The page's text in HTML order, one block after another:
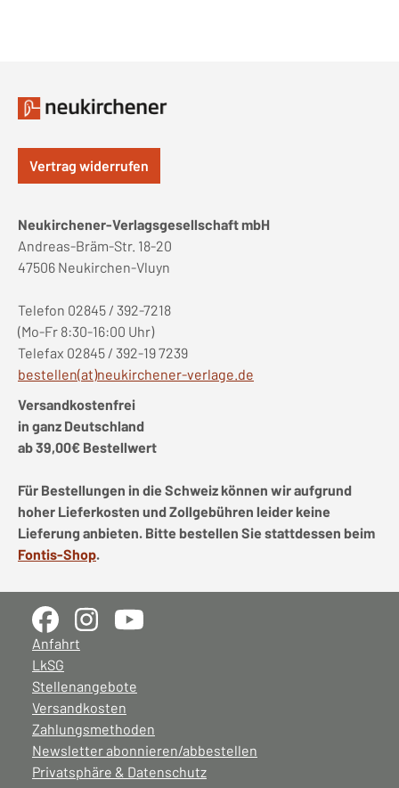
Vertrag widerrufen
Neukirchener-Verlagsgesellschaft mbH
Andreas-Bräm-Str. 18-20
47506 Neukirchen-Vluyn
Telefon 02845 / 392-7218
(Mo-Fr 8:30-16:00 Uhr)
Telefax 02845 / 392-19 7239
bestellen(at)neukirchener-verlage.de
Versandkostenfrei
in ganz Deutschland
ab 39,00€ Bestellwert
Für Bestellungen in die Schweiz können wir aufgrund
hoher Lieferkosten und Zollgebühren leider keine
Lieferung anbieten. Bitte bestellen Sie stattdessen beim
Fontis-Shop.
Anfahrt
LkSG
Stellenangebote
Versandkosten
Zahlungsmethoden
Newsletter abonnieren/abbestellen
Privatsphäre & Datenschutz